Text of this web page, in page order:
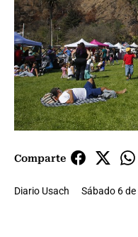
Comparte
Diario Usach Sábado 6